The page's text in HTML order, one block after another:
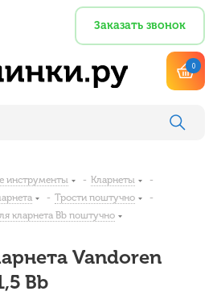
Заказать звонок
0
инструменты - Кларнеты
-
- Трости поштучно
-
кларнета Bb поштучно
Vandoren
Bb